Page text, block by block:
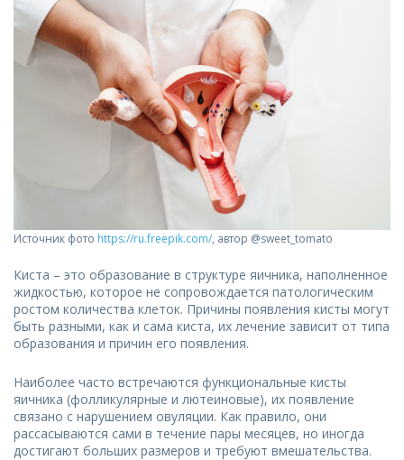
Источник фото https://ru.freepik.com/, автор @sweet_tomato
Киста – это образование в структуре яичника, наполненное
жидкостью, которое не сопровождается патологическим
ростом количества клеток. Причины появления кисты могут
быть разными, как и сама киста, их лечение зависит от типа
образования и причин его появления.
Наиболее часто встречаются функциональные кисты
яичника (фолликулярные и лютеиновые), их появление
связано с нарушением овуляции. Как правило, они
рассасываются сами в течение пары месяцев, но иногда
достигают больших размеров и требуют вмешательства.